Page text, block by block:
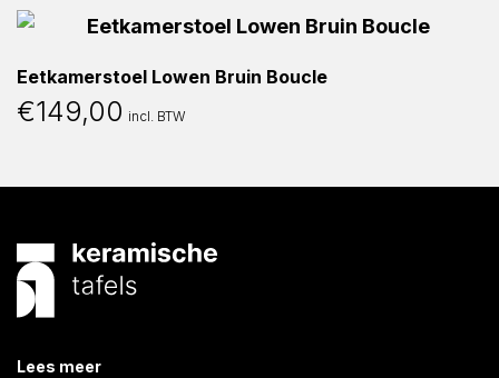
Eetkamerstoel Lowen Bruin Boucle
€149,00 incl. BTW
Lees meer